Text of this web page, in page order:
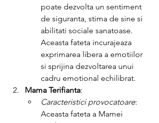
poate dezvolta un sentiment
de siguranta, stima de sine si
abilitati sociale sanatoase.
Aceasta fateta incurajeaza
exprimarea libera a emotiilor
si sprijina dezvoltarea unui
cadru emotional echilibrat.
Mama Terifianta:
Caracteristici provocatoare:
Aceasta fateta a Mamei